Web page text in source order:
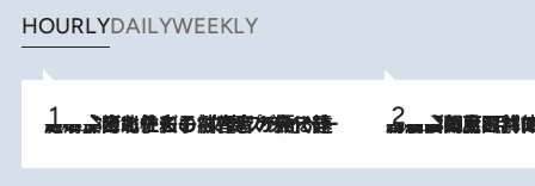
HOURLYDAILYWEEKLY
2026.8.3
《「文士の子ども被害者の会」発足！》阿川佐和子（72）が語る遠藤周作に北杜夫、劇作家・矢代静一の子どもたちの“文豪プライベート事件簿” 2026.8.8
「最後に見られてよかった」上野動物園の東園パンダ舎が解体前に特別公開。8月16日まで延長されたパネル展と共に辿る“半世紀”のパンダ飼育《解体工事の図面あり》